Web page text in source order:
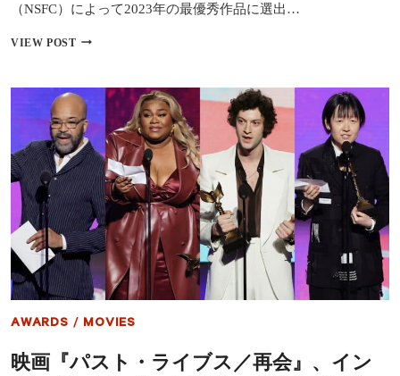
（NSFC）によって2023年の最優秀作品に選出…
VIEW POST映
ス
ト
ラ
イ
ブ
ス
／
再
会』、
全
米
映
画
批
家
会
AWARDS / MOVIES
映画『パスト・ライブス／再会』、イン